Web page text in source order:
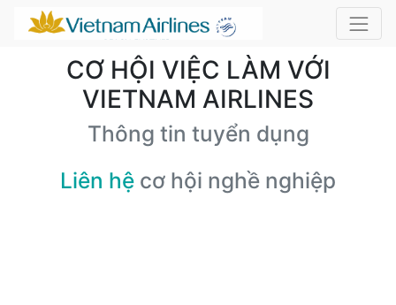
CƠ HỘI VIỆC LÀM VỚI
VIETNAM AIRLINES
Thông tin tuyển dụng
Liên hệ cơ hội nghề nghiệp